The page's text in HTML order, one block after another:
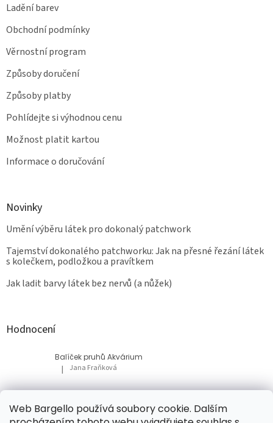
Web Bargello používá soubory cookie. Dalším
Ladění barev
Obchodní podmínky
Věrnostní program
Způsoby doručení
Způsoby platby
Pohlídejte si výhodnou cenu
Možnost platit kartou
Informace o doručování
Novinky
Umění výběru látek pro dokonalý patchwork
Tajemství dokonalého patchworku: Jak na přesné řezání látek
s kolečkem, podložkou a pravítkem
Jak ladit barvy látek bez nervů (a nůžek)
Hodnocení
Balíček pruhů Akvárium
Hodnocení produktu je 5 z 5 hvězdiček.
| Jana Fraňková
Balíček Lesní med
| Tatiana Bacikova